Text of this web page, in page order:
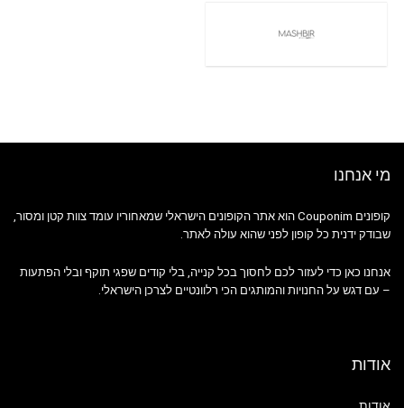
מי אנחנו
קופונים Couponim הוא אתר הקופונים הישראלי שמאחוריו עומד צוות קטן ומסור,
שבודק ידנית כל קופון לפני שהוא עולה לאתר.
אנחנו כאן כדי לעזור לכם לחסוך בכל קנייה, בלי קודים שפגי תוקף ובלי הפתעות
– עם דגש על החנויות והמותגים הכי רלוונטיים לצרכן הישראלי.
אודות